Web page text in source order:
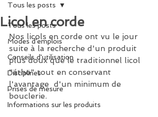
Tous les posts
Modes d'emplois
Conseils d'utilisation
Disciplines
Prises de mesure
Informations sur les produits
Tous les posts
Licol en corde
Nos licols en corde ont vu le jour
suite à la recherche d'un produit
plus doux que le traditionnel licol
"étho" tout en conservant
l'avantage  d'un minimum de
bouclerie.